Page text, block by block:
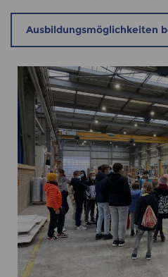
Ausbildungsmöglichkeiten